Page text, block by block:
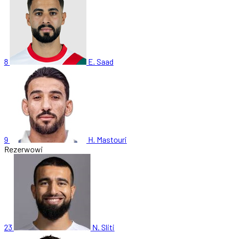
8 E. Saad
9
H. Mastouri
Rezerwowi
23 N. Sliti